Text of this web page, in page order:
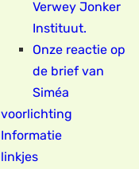
Verwey Jonker
Instituut.
Onze reactie op
de brief van
Siméa
voorlichting
Informatie
linkjes